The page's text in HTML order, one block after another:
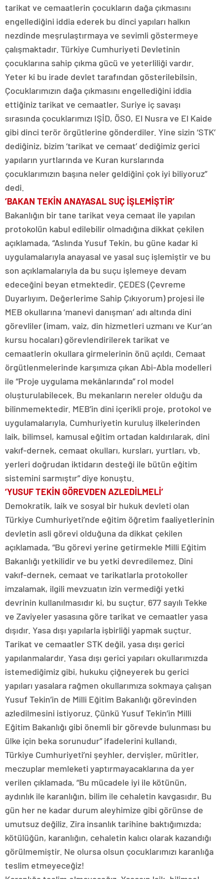
tarikat ve cemaatlerin çocukların dağa çıkmasını
engellediğini iddia ederek bu dinci yapıları halkın
nezdinde meşrulaştırmaya ve sevimli göstermeye
çalışmaktadır. Türkiye Cumhuriyeti Devletinin
çocuklarına sahip çıkma gücü ve yeterliliği vardır.
Yeter ki bu irade devlet tarafından gösterilebilsin.
Çocuklarımızın dağa çıkmasını engellediğini iddia
ettiğiniz tarikat ve cemaatler, Suriye iç savaşı
sırasında çocuklarımızı IŞİD, ÖSO, El Nusra ve El Kaide
gibi dinci terör örgütlerine gönderdiler. Yine sizin ‘STK’
dediğiniz, bizim ‘tarikat ve cemaat’ dediğimiz gerici
yapıların yurtlarında ve Kuran kurslarında
çocuklarımızın başına neler geldiğini çok iyi biliyoruz”
dedi.
‘BAKAN TEKİN ANAYASAL SUÇ İŞLEMİŞTİR’
Bakanlığın bir tane tarikat veya cemaat ile yapılan
protokolün kabul edilebilir olmadığına dikkat çekilen
açıklamada, “Aslında Yusuf Tekin, bu güne kadar ki
uygulamalarıyla anayasal ve yasal suç işlemiştir ve bu
son açıklamalarıyla da bu suçu işlemeye devam
edeceğini beyan etmektedir. ÇEDES (Çevreme
Duyarlıyım, Değerlerime Sahip Çıkıyorum) projesi ile
MEB okullarına ‘manevi danışman’ adı altında dini
görevliler (imam, vaiz, din hizmetleri uzmanı ve Kur’an
kursu hocaları) görevlendirilerek tarikat ve
cemaatlerin okullara girmelerinin önü açıldı. Cemaat
örgütlenmelerinde karşımıza çıkan Abi-Abla modelleri
ile “Proje uygulama mekânlarında” rol model
oluşturulabilecek. Bu mekanların nereler olduğu da
bilinmemektedir. MEB’in dini içerikli proje, protokol ve
uygulamalarıyla, Cumhuriyetin kuruluş ilkelerinden
laik, bilimsel, kamusal eğitim ortadan kaldırılarak, dini
vakıf-dernek, cemaat okulları, kursları, yurtları, vb.
yerleri doğrudan iktidarın desteği ile bütün eğitim
sistemini sarmıştır” diye konuştu.
‘YUSUF TEKİN GÖREVDEN AZLEDİLMELİ’
Demokratik, laik ve sosyal bir hukuk devleti olan
Türkiye Cumhuriyeti’nde eğitim öğretim faaliyetlerinin
devletin asli görevi olduğuna da dikkat çekilen
açıklamada, “Bu görevi yerine getirmekle Milli Eğitim
Bakanlığı yetkilidir ve bu yetki devredilemez. Dini
vakıf-dernek, cemaat ve tarikatlarla protokoller
imzalamak, ilgili mevzuatın izin vermediği yetki
devrinin kullanılmasıdır ki, bu suçtur. 677 sayılı Tekke
ve Zaviyeler yasasına göre tarikat ve cemaatler yasa
dışıdır. Yasa dışı yapılarla işbirliği yapmak suçtur.
Tarikat ve cemaatler STK değil, yasa dışı gerici
yapılanmalardır. Yasa dışı gerici yapıları okullarımızda
istemediğimiz gibi, hukuku çiğneyerek bu gerici
yapıları yasalara rağmen okullarımıza sokmaya çalışan
Yusuf Tekin’in de Milli Eğitim Bakanlığı görevinden
azledilmesini istiyoruz. Çünkü Yusuf Tekin’in Milli
Eğitim Bakanlığı gibi önemli bir görevde bulunması bu
ülke için beka sorunudur” ifadelerini kullandı.
Türkiye Cumhuriyeti’ni şeyhler, dervişler, müritler,
meczuplar memleketi yaptırmayacaklarına da yer
verilen çıklamada, “Bu mücadele iyi ile kötünün,
aydınlık ile karanlığın, bilim ile cehaletin kavgasıdır. Bu
gün her ne kadar durum aleyhimize gibi görünse de
umutsuz değiliz. Zira insanlık tarihine baktığımızda;
kötülüğün, karanlığın, cehaletin kalıcı olarak kazandığı
görülmemiştir. Ne olursa olsun çocuklarımızı karanlığa
teslim etmeyeceğiz!